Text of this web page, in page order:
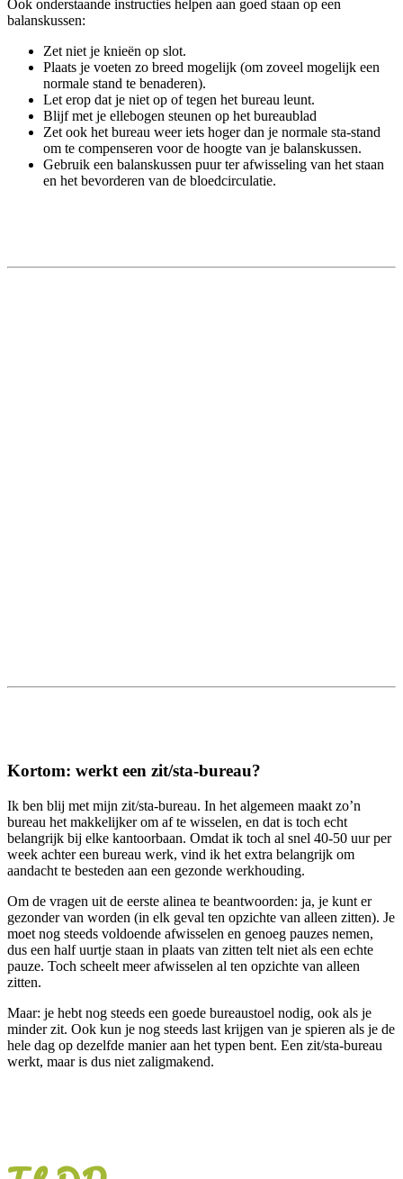
Ook onderstaande instructies helpen aan goed staan op een
balanskussen:
Zet niet je knieën op slot.
Plaats je voeten zo breed mogelijk (om zoveel mogelijk een
normale stand te benaderen).
Let erop dat je niet op of tegen het bureau leunt.
Blijf met je ellebogen steunen op het bureaublad
Zet ook het bureau weer iets hoger dan je normale sta-stand
om te compenseren voor de hoogte van je balanskussen.
Gebruik een balanskussen puur ter afwisseling van het staan
en het bevorderen van de bloedcirculatie.
Kortom: werkt een zit/sta-bureau?
Ik ben blij met mijn zit/sta-bureau. In het algemeen maakt zo’n
bureau het makkelijker om af te wisselen, en dat is toch echt
belangrijk bij elke kantoorbaan. Omdat ik toch al snel 40-50 uur per
week achter een bureau werk, vind ik het extra belangrijk om
aandacht te besteden aan een gezonde werkhouding.
Om de vragen uit de eerste alinea te beantwoorden: ja, je kunt er
gezonder van worden (in elk geval ten opzichte van alleen zitten). Je
moet nog steeds voldoende afwisselen en genoeg pauzes nemen,
dus een half uurtje staan in plaats van zitten telt niet als een echte
pauze. Toch scheelt meer afwisselen al ten opzichte van alleen
zitten.
Maar: je hebt nog steeds een goede bureaustoel nodig, ook als je
minder zit. Ook kun je nog steeds last krijgen van je spieren als je de
hele dag op dezelfde manier aan het typen bent. Een zit/sta-bureau
werkt, maar is dus niet zaligmakend.